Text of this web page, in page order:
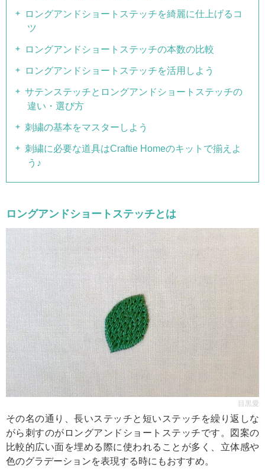
ロングアンドショートステッチを綺麗に仕上げるコ
ツ
ロングアンドショートステッチの本数の比較
ロングアンドショートステッチを活用しよう
サテンステッチとロングアンドショートステッチの
違い・選び方
刺繍の基本をマスターしよう
刺繍に必要な道具はCraftie Homeのキットで揃えよ
う♪
ロングアンドショートステッチとは
目黒愛
その名の通り、長いステッチと短いステッチを繰り返しな
がら刺すのがロングアンドショートステッチです。図案の
比較的広い面を埋める際に使われることが多く、立体感や
色のグラデーションを表現する時にもおすすめ。